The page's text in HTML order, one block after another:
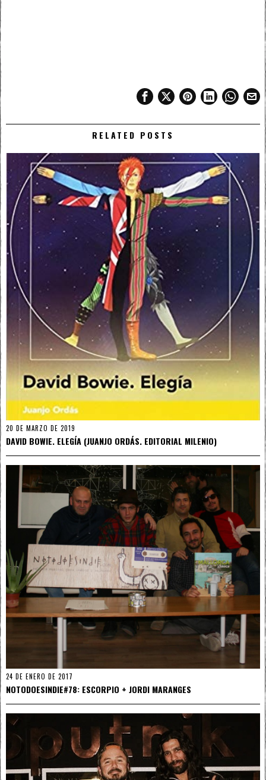
RELATED POSTS
20 DE MARZO DE 2019
DAVID BOWIE. ELEGÍA (JUANJO ORDÁS. EDITORIAL MILENIO)
24 DE ENERO DE 2017
NOTODOESINDIE#78: ESCORPIO + JORDI MARANGES